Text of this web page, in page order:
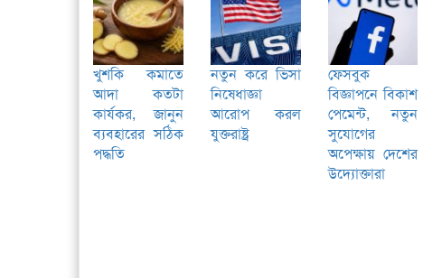
খুশকি কমাতে
আদা কতটা
কার্যকর, জানুন
ব্যবহারের সঠিক
পদ্ধতি
নতুন করে ভিসা
নিষেধাজ্ঞা
আরোপ করল
যুক্তরাষ্ট্র
ফেসবুক
বিজ্ঞাপনে বিকাশ
পেমেন্ট, নতুন
সুযোগের
অপেক্ষায় দেশের
উদ্যোক্তারা